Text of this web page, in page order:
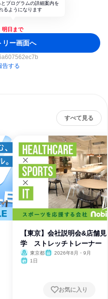
プログラムの詳細案内を
るようになります
明日まで
リー画面へ
告する
すべて見る
【東京】会社説明会&店舗見
学 ストレッチトレーナー
東京都
2026年8月・9月
1日
お気に入り